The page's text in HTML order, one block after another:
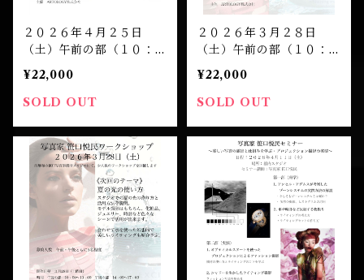
２０２６年４月２５日
（土）午前の部（１０：０
０開演）笹口悦民 ワーク
ショップ 受講チケット
¥22,000
SOLD OUT
２０２６年３月２８日
（土）午前の部（１０：０
０開演）笹口悦民 ワーク
ショップ 受講チケット
¥22,000
SOLD OUT